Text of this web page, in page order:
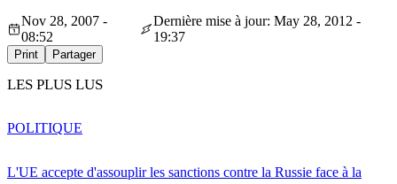
Nov 28, 2007 -
08:52
Dernière mise à jour: May 28, 2012 -
19:37
Print Partager
LES PLUS LUS
L'UE accepte d'assouplir les sanctions contre la Russie face à la
POLITIQUE